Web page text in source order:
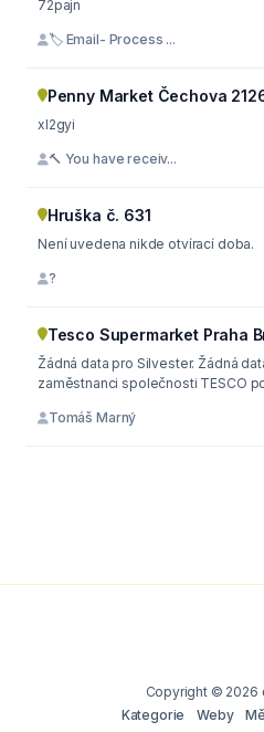
72pajn
🏷 Email- Process ...
Penny Market Čechova
xl2gyi
🔨 You have receiv...
Hruška č. 631
Není uvedena nikde otvírací doba.
?
Tesco Supermarket Praha
Žádná data pro Silvester. Žádná data pro
zaměstnanci společnosti TESCO
Tomáš Marný
Copyright © 2026
Kategorie
Weby